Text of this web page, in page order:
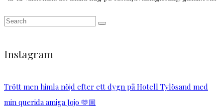
Instagram
Trött men himla nöjd efter ett dygn på Hotell Tylösand med
min querida amiga Jojo 🫶🏼